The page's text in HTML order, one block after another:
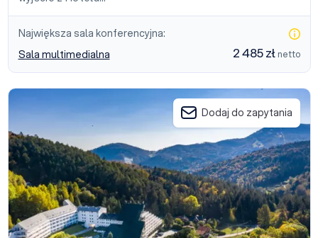
Największa sala konferencyjna:
Sala multimedialna
2 485 zł netto
Dodaj do zapytania